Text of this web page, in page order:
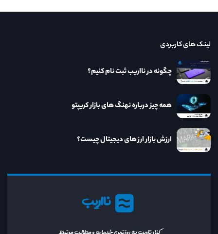
نااریب
کنار نااریب به روزترین خدمات و مطالب مرتبط
لینک های کاربردی
چگونه در نااریب ثبت نام کنیم؟
همه چیز درباره نهنگ های بازار کریپتو
ارزش بازار ارز های دیجیتال چیست؟